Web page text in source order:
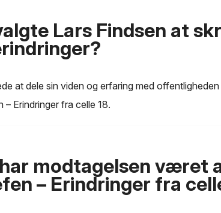
Lars Findsen at
at dele sin viden og erfaring med
Erindringer fra celle 18.
modtagelsen været
– Erindringer fra